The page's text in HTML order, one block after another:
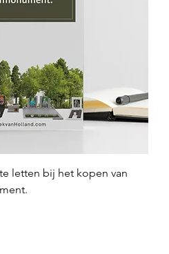
letten bij het kopen van